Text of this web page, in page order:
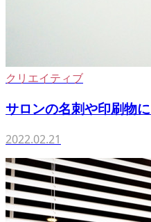
クリエイティブ
サロンの名刺や印刷物
2022.02.21